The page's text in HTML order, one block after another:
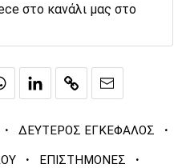
στο κανάλι μας στο
· ΔΕΥΤΕΡΟΣ ΕΓΚΕΦΑΛΟΣ ·
· ΕΠΙΣΤΗΜΟΝΕΣ ·